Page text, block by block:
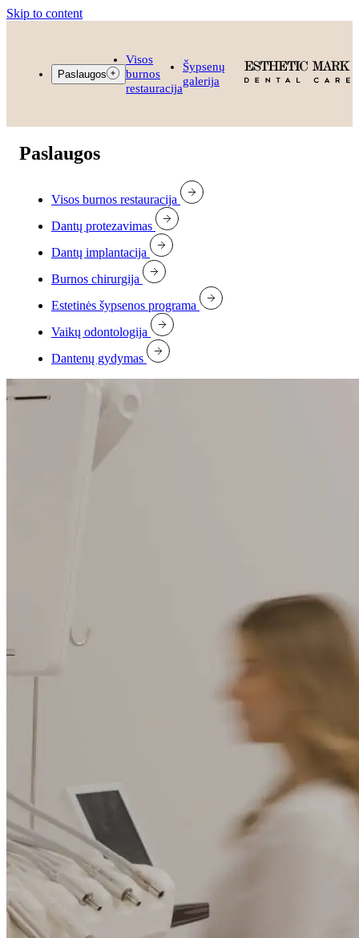
Skip to content
Paslaugos
Visos
burnos
restauracija
Šypsenų
galerija
Paslaugos
Visos burnos restauracija
Dantų protezavimas
Dantų implantacija
Burnos chirurgija
Estetinės šypsenos programa
Vaikų odontologija
Dantenų gydymas